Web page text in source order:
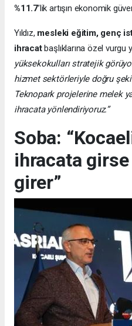
%11.7’lik artışın ekonomik
Yıldız, mesleki eğitim, genç
ihracatbaşlıklarına özel vurgu
yüksekokulları stratejik
hizmet sektörleriyle doğru
Teknopark projelerine melek
ihracata yönlendiriyoruz.”
Soba:
ihracata
girer”